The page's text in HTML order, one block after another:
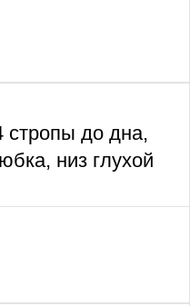
стропы до дна,
низ глухой